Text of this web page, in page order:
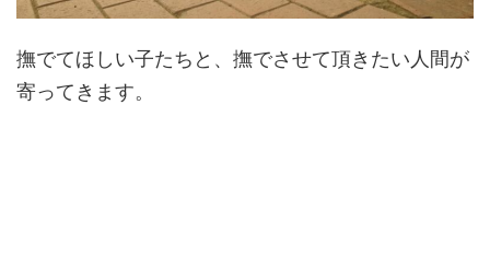
撫でてほしい子たちと、撫でさせて頂きたい人間が
寄ってきます。